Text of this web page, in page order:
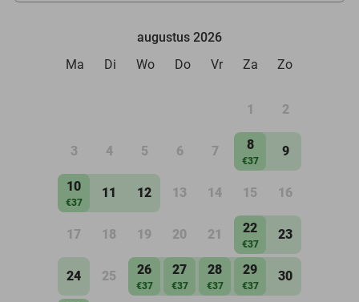
augustus 2026
Ma
Di Wo Do Vr Za Zo
1 2
3 4 5 6 7 8
€37
9
10
€37
11 12 13 14 15 16
17 18 19 20 21 22
€37
23
24 25 26
€37
27
€37
28
€37
29
€37
30